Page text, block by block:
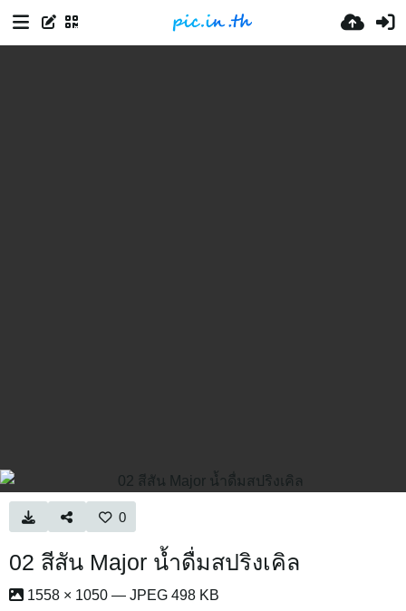
0
02 สีสัน Major น้ำดื่มสปริงเคิล
1558 × 1050 — JPEG 498 KB